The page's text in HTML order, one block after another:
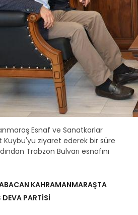
Esnaf ve Sanatkarlar
Kuybu'yu ziyaret ederek bir süre
Trabzon Bulvarı esnafını
KAHRAMANMARAŞTA
PARTİSİ